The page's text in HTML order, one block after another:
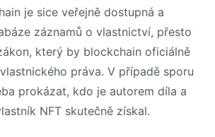
je sice veřejně dostupná a
záznamů o vlastnictví, přesto
který by blockchain oficiálně
práva. V případě sporu
prokázat, kdo je autorem díla a
NFT skutečně získal.